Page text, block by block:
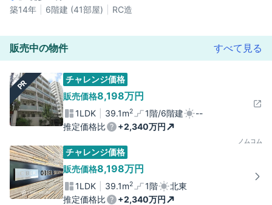
築14年
6階建 (41部屋) RC造
販売中の物件 すべて見る
PR
チャレンジ価格
販売価格8,198万円
1LDK 39.1m2 1階/6階建
--
推定価格比
+2,340万円
ノムコム
チャレンジ価格
販売価格8,198万円
1LDK 39.1m2 1階
北東
推定価格比
+2,340万円